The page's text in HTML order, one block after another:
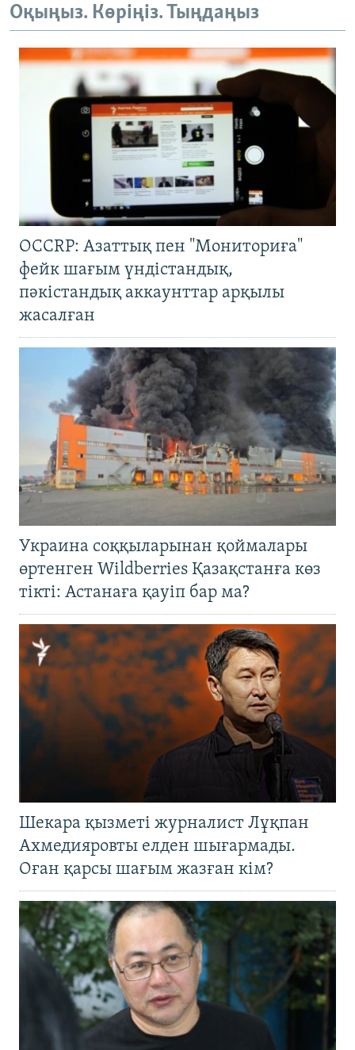
Оқыңыз. Көріңіз. Тыңдаңыз
OCCRP: Азаттық пен "Мониториға"
фейк шағым үндістандық,
пәкістандық аккаунттар арқылы
жасалған
Украина соққыларынан қоймалары
өртенген Wildberries Қазақстанға көз
тікті: Астанаға қауіп бар ма?
Шекара қызметі журналист Лұқпан
Ахмедияровты елден шығармады.
Оған қарсы шағым жазған кім?